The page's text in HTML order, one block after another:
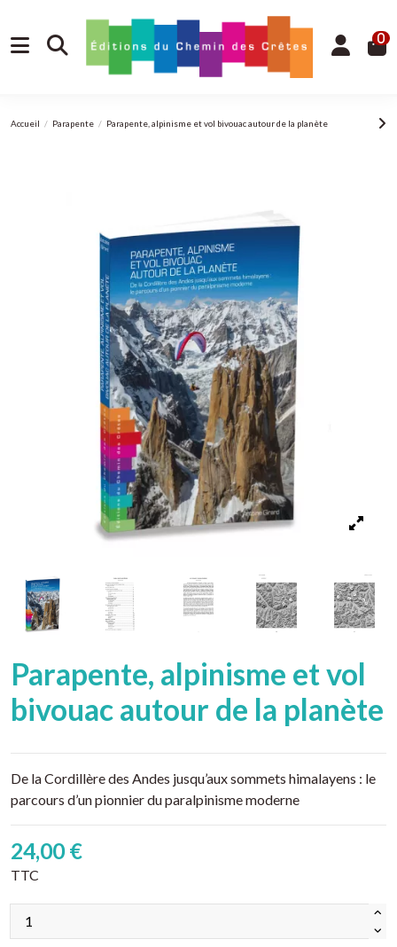
0
Accueil Parapente Parapente, alpinisme et vol bivouac autour de la planète
Parapente, alpinisme et vol
bivouac autour de la planète
De la Cordillère des Andes jusqu’aux sommets himalayens : le
parcours d’un pionnier du paralpinisme moderne
24,00 €
TTC